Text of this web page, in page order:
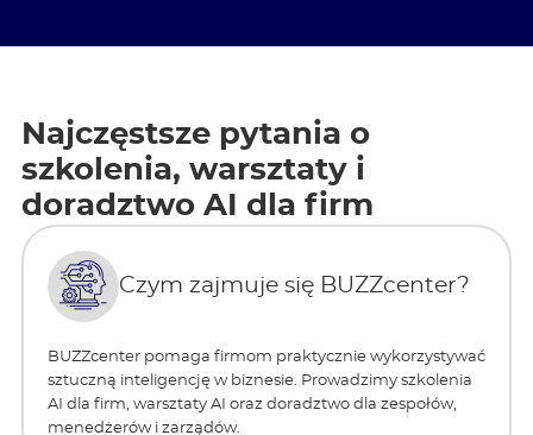
Najczęstsze pytania o
szkolenia, warsztaty i
doradztwo AI dla firm
Czym zajmuje się BUZZcenter?
BUZZcenter pomaga firmom praktycznie wykorzystywać
sztuczną inteligencję w biznesie. Prowadzimy szkolenia
AI dla firm, warsztaty AI oraz doradztwo dla zespołów,
menedżerów i zarządów.